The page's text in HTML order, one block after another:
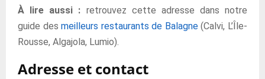
À lire aussi : retrouvez cette adresse dans notre
guide desmeilleurs restaurants de Balagne(Calvi, L’Île-
Rousse, Algajola, Lumio).
Adresse et contact